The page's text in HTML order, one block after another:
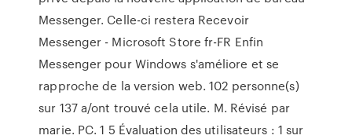
Messenger. Celle-ci restera Recevoir
Messenger - Microsoft Store fr-FR Enfin
Messenger pour Windows s'améliore et se
rapproche de la version web. 102 personne(s)
sur 137 a/ont trouvé cela utile. M. Révisé par
marie. PC. 1 5 Évaluation des utilisateurs : 1 sur